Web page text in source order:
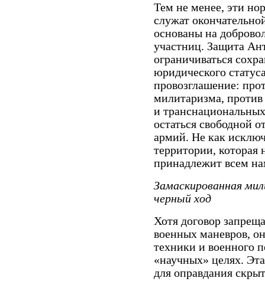
Тем не менее, эти
служат
основаны на
участниц. Защита
ограничиваться
юридического
провозглашение:
милитаризма, против
и
остаться свободной
армий. Не как
территории,
принадлежит всем
Замаскированная
черный ход
Хотя договор
военных маневров,
техники и военного
«научных» целях.
для оправдания